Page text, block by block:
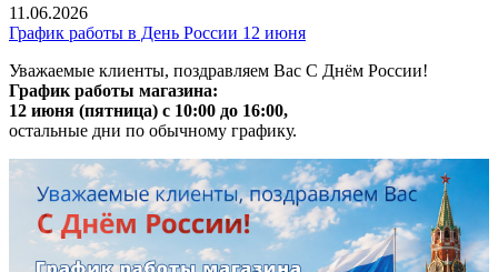
11.06.2026
График работы в День России 12 июня
Уважаемые клиенты, поздравляем Вас С Днём России!
График работы магазина:
12 июня (пятница) с 10:00 до 16:00,
остальные дни по обычному графику.